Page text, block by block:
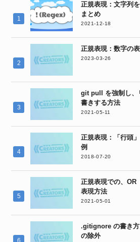
正規表現：文字列
まとめ
2021-12-18
正規表現：数字の
2023-03-26
git pull を強制し、
書きする方法
2021-05-11
正規表現：「行頭
例
2018-07-20
正規表現での、OR
表現方法
2021-05-01
.gitignore の書き方
の除外